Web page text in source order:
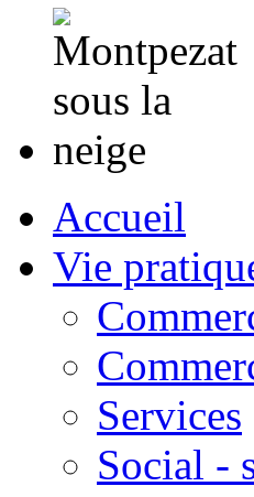
Accueil
Vie
Services
Social -